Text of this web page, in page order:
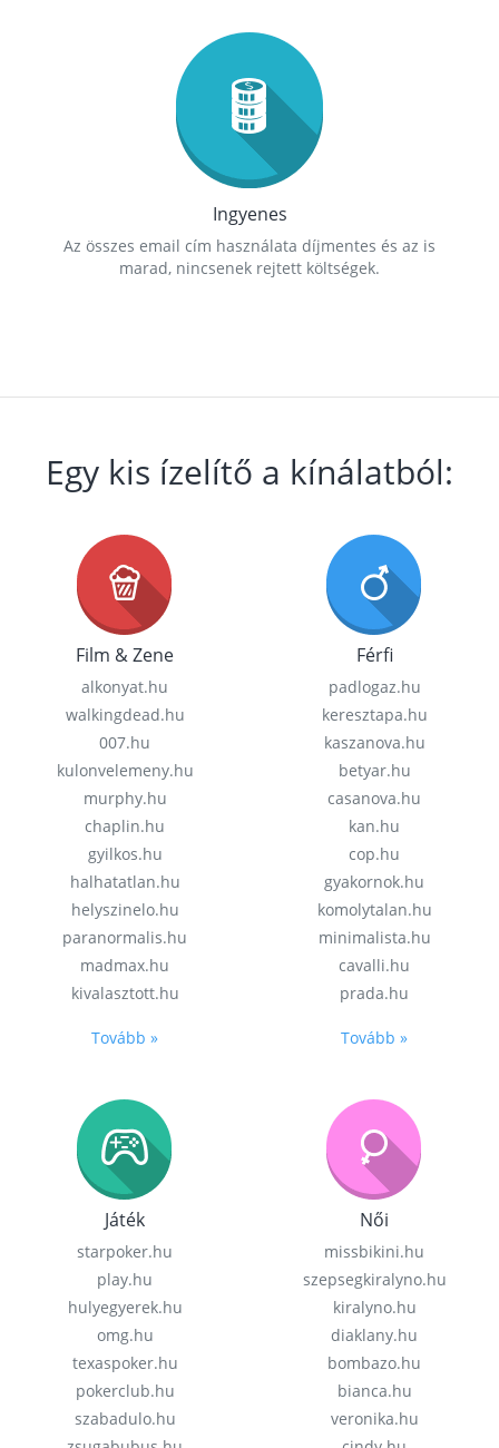
Ingyenes
Az összes email cím használata díjmentes és az is
marad, nincsenek rejtett költségek.
Egy kis ízelítő a kínálatból:
Film & Zene
alkonyat.hu
walkingdead.hu
007.hu
kulonvelemeny.hu
murphy.hu
chaplin.hu
gyilkos.hu
halhatatlan.hu
helyszinelo.hu
paranormalis.hu
madmax.hu
kivalasztott.hu
Tovább »
Férfi
padlogaz.hu
keresztapa.hu
kaszanova.hu
betyar.hu
casanova.hu
kan.hu
cop.hu
gyakornok.hu
komolytalan.hu
minimalista.hu
cavalli.hu
prada.hu
Tovább »
Játék
starpoker.hu
play.hu
hulyegyerek.hu
omg.hu
texaspoker.hu
pokerclub.hu
szabadulo.hu
Női
missbikini.hu
szepsegkiralyno.hu
kiralyno.hu
diaklany.hu
bombazo.hu
bianca.hu
veronika.hu